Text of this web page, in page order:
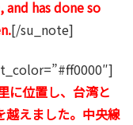
has done so
[/su_note]
に位置し、台湾と
越えました。中央線